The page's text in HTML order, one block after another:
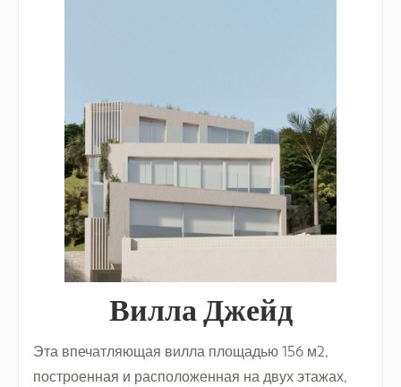
Вилла Джейд
Эта впечатляющая вилла площадью 156 м2,
построенная и расположенная на двух этажах,